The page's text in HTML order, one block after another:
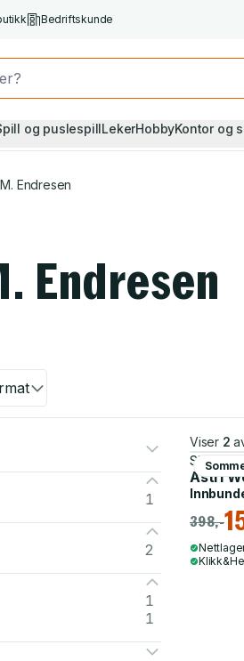
Bedriftskunde
og puslespillLekerHobbyKontor og
Endresen
Endresen
1
2
1
1
Viser 2
Signe M.
Astri
398,-